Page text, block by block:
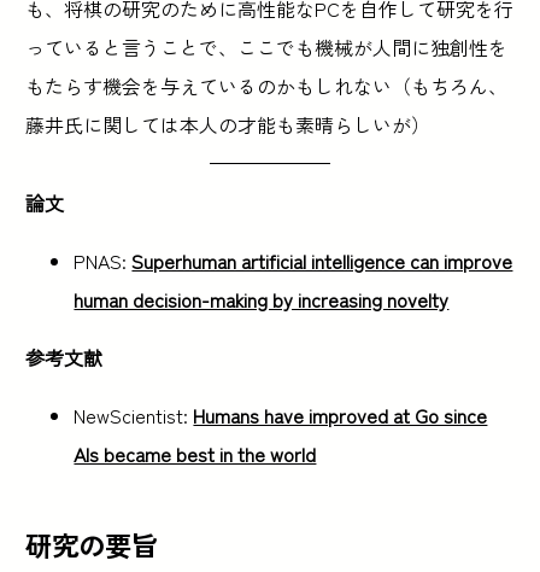
も、将棋の研究のために高性能なPCを自作して研究を行
っていると言うことで、ここでも機械が人間に独創性を
もたらす機会を与えているのかもしれない（もちろん、
藤井氏に関しては本人の才能も素晴らしいが）
論文
PNAS:Superhuman artificial intelligence can improve
human decision-making by increasing novelty
参考文献
NewScientist: Humans have improved at Go since
AIs became best in the world
研究の要旨